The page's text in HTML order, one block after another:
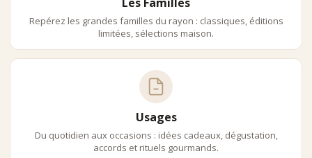
Repérez les grandes familles du rayon : classiques, éditions
limitées, sélections maison.
Usages
Du quotidien aux occasions : idées cadeaux, dégustation,
accords et rituels gourmands.